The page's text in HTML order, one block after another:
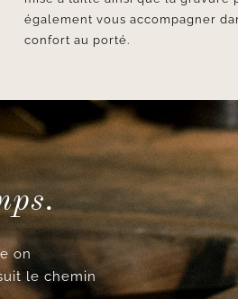
également vous accompagner
confort au porté.
on
le chemin